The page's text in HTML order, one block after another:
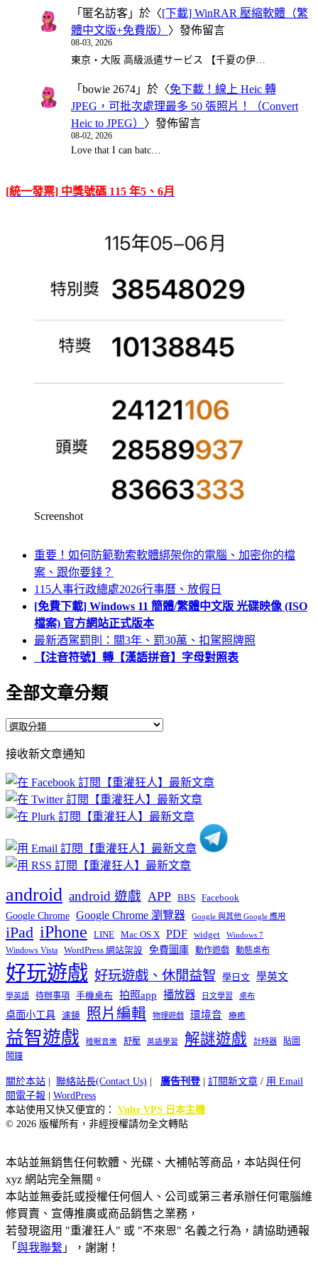
「 匿名訪客 」於〈[下載] WinRAR 壓縮軟體（繁
體中文版+免費版） 〉發佈留言
08-03, 2026
東京・大阪 高級派遣サービス 【千夏の伊…
「 bowie 2674 」於〈免下載！線上 Heic 轉
JPEG，可批次處理最多 50 張照片！（Convert
Heic to JPEG） 〉發佈留言
08-02, 2026
Love that I can batc…
[統一發票] 中獎號碼 115 年5、6月
Screenshot
重要！如何防範勒索軟體綁架你的電腦、加密你的檔
案、跟你要錢？
115人事行政總處2026行事曆、放假日
[免費下載] Windows 11 簡體/繁體中文版 光碟映像 (ISO
檔案) 官方網站正式版本
最新酒駕罰則：關3年、罰30萬、扣駕照牌照
【注音符號】轉【漢語拼音】字母對照表
全部文章分類
全
文
章
分
類
接收新文章通知
android android 遊戲 APP BBS Facebook
Google Chrome Google Chrome 瀏覽器 Google 與其他 Google 應用
iPad iPhone LINE Mac OS X PDF widget Windows 7
Windows Vista WordPress 網站架設 免費圖庫 動作遊戲 動態桌布
好玩遊戲 好玩遊戲、休閒益智 學日文 學英文
學英語 待辦事項 手機桌布 拍照app 播放器 日文學習 桌布
桌面小工具 濾鏡 照片編輯 物理遊戲 環境音 療癒
益智遊戲 睡眠音樂 舒壓 英語學習 解謎遊戲 計時器
貼圖
鬧鐘
關於本站 聯絡站長(Contact Us) 廣告刊登| 訂閱新文章 / 用 Email
閱電子報
WordPress
本站使用又快又便宜的： Vultr VPS 日本主機
© 2026 版權所有，非經授權請勿全文轉貼
本站並無銷售任何軟體、光碟、大補帖等商品，本站與任何
xyz 網站完全無關。
本站並無委託或授權任何個人、公司或第三者承辦任何電腦維
修買賣、宣傳推廣或商品銷售之業務，
若發現盜用 "重灌狂人" 或 "不來恩" 名義之行為，請協助通報
「 與我聯繫 」，謝謝！